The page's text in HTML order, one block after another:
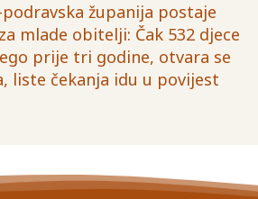
županija postaje
mlade obitelji: Čak 532 djece
prije tri godine, otvara se
liste čekanja idu u povijest